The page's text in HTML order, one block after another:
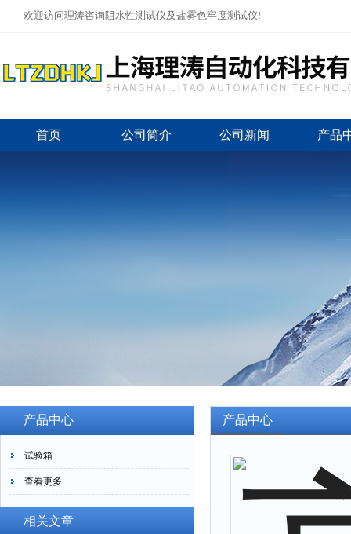
欢迎访问理涛咨询阻水性测试仪及盐雾色牢度测试仪!
首页 公司简介 公司新闻 产品
产品中心
试验箱
查看更多
相关文章
产品中心